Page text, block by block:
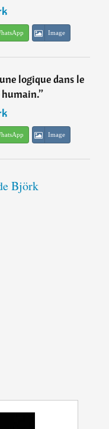
Image
logique dans le
”
Image
Björk